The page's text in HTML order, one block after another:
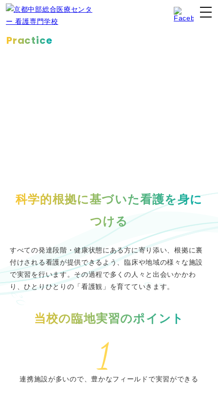
Practice
科学的根拠に基づいた看護を身に
つける
すべての発達段階・健康状態にある方に寄り添い、根拠に裏
付けされる看護が提供できるよう、臨床や地域の様々な施設
で実習を行います。その過程で多くの人々と出会いかかわ
り、ひとりひとりの「看護観」を育てていきます。
当校の臨地実習のポイント
連携施設が多いので、豊かなフィールドで実習ができる